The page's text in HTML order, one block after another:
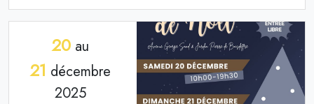
20 au
21 décembre
2025